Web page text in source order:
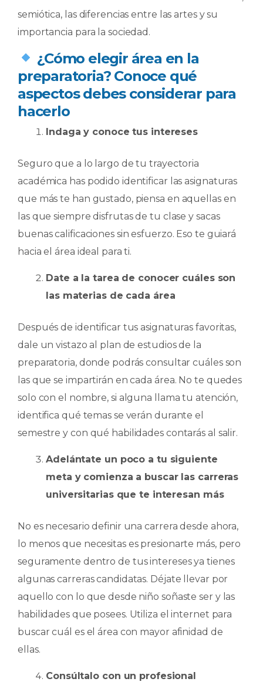
semiótica, las diferencias entre las artes y su
importancia para la sociedad.
​ ¿Cómo elegir área en la
preparatoria? Conoce qué
aspectos debes considerar para
hacerlo
Indaga y conoce tus intereses
Seguro que a lo largo de tu trayectoria
académica has podido identificar las asignaturas
que más te han gustado, piensa en aquellas en
las que siempre disfrutas de tu clase y sacas
buenas calificaciones sin esfuerzo. Eso te guiará
hacia el área ideal para ti.
Date a la tarea de conocer cuáles son
las materias de cada área
Después de identificar tus asignaturas favoritas,
dale un vistazo al plan de estudios de la
preparatoria, donde podrás consultar cuáles son
las que se impartirán en cada área. No te quedes
solo con el nombre, si alguna llama tu atención,
identifica qué temas se verán durante el
semestre y con qué habilidades contarás al salir.
Adelántate un poco a tu siguiente
meta y comienza a buscar las carreras
universitarias que te interesan más
No es necesario definir una carrera desde ahora,
lo menos que necesitas es presionarte más, pero
seguramente dentro de tus intereses ya tienes
algunas carreras candidatas. Déjate llevar por
aquello con lo que desde niño soñaste ser y las
habilidades que posees. Utiliza el internet para
buscar cuál es el área con mayor afinidad de
ellas.
Consúltalo con un profesional